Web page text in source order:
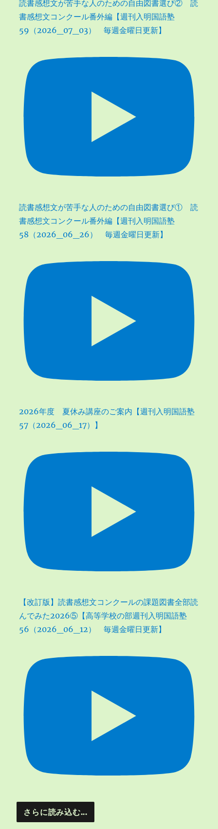
読書感想文が苦手な人のための自由図書選び② 読
書感想文コンクール番外編【週刊入明国語塾
59（2026_07_03） 毎週金曜日更新】
読書感想文が苦手な人のための自由図書選び① 読
書感想文コンクール番外編【週刊入明国語塾
58（2026_06_26） 毎週金曜日更新】
2026年度 夏休み講座のご案内【週刊入明国語塾
57（2026_06_17）】
【改訂版】読書感想文コンクールの課題図書全部読
んでみた2026⑤【高等学校の部週刊入明国語塾
56（2026_06_12） 毎週金曜日更新】
さらに読み込む...